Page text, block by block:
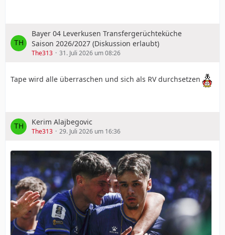
Bayer 04 Leverkusen Transfergerüchteküche
Saison 2026/2027 (Diskussion erlaubt)
The313 31. Juli 2026 um 08:26
Tape wird alle überraschen und sich als RV durchsetzen
Kerim Alajbegovic
The313 29. Juli 2026 um 16:36